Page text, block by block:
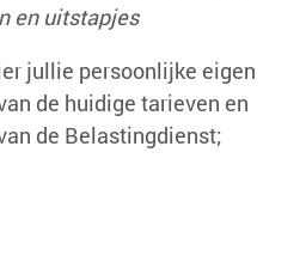
en uitstapjes
jullie persoonlijke eigen
de huidige tarieven en
de Belastingdienst;